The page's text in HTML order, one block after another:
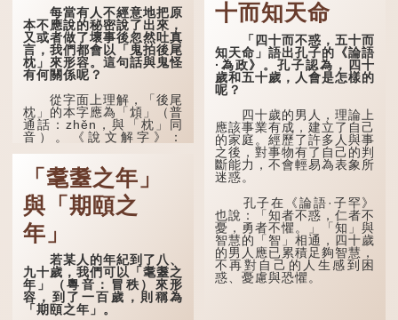
每當有人不經意地把原
本不應說的秘密說了出來，
又或者做了壞事後忽然吐真
言，我們都會以「鬼拍後尾
枕」來形容。這句話與鬼怪
有何關係呢？
從字面上理解，「後尾
枕」的本字應為「䪴」（普
通話：zhěn，與「枕」同
音）。《說文解字》：
民間流傳有一種說法，
人會將一些不欲為人所知的
記憶藏於頸後之處。如果忽
然吐真言，就好像被不明東
西（如鬼魂）在後腦拍了一
下，藏在腦中的秘密便脫口
而出。因此「鬼拍...
「耄耋之年」
與「期頤之
年」
若某人的年紀到了八、
九十歲，我們可以「耄耋之
年」（粵音：冒秩）來形
容，到了一百歲，則稱為
「期頤之年」。
十而知天命
「四十而不惑，五十而
知天命」語出孔子的《論語
·為政》。孔子認為，四十
歲和五十歲，人會是怎樣的
呢？
四十歲的男人，理論上
應該事業有成，建立了自己
的家庭。經歷了許多人與事
之後，對事物有了自己的判
斷能力，不會輕易為表象所
迷惑。
孔子在《論語·子罕》
也說：「知者不惑，仁者不
憂，勇者不懼。」「知」與
智慧的「智」相通，四十歲
的男人應已累積足夠智慧，
不再對自己的人生感到困
惑、憂慮與恐懼。